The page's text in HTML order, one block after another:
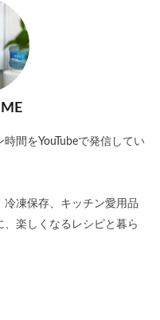
間をYouTubeで発信してい
冷凍保存、キッチン愛用品
楽しくなるレシピと暮ら